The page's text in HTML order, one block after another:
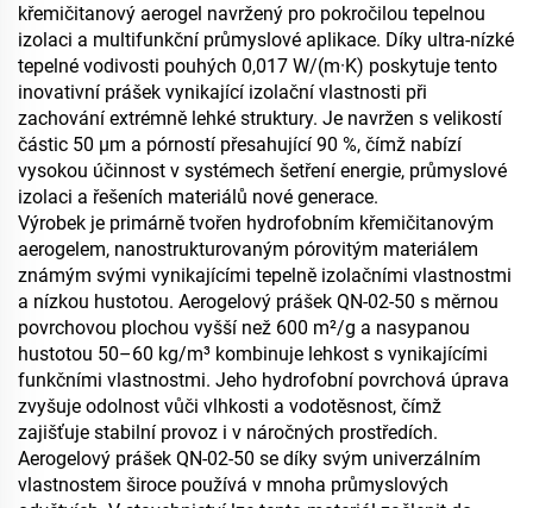
křemičitanový aerogel navržený pro pokročilou tepelnou
izolaci a multifunkční průmyslové aplikace. Díky ultra-nízké
tepelné vodivosti pouhých 0,017 W/(m·K) poskytuje tento
inovativní prášek vynikající izolační vlastnosti při
zachování extrémně lehké struktury. Je navržen s velikostí
částic 50 μm a pórností přesahující 90 %, čímž nabízí
vysokou účinnost v systémech šetření energie, průmyslové
izolaci a řešeních materiálů nové generace.
Výrobek je primárně tvořen hydrofobním křemičitanovým
aerogelem, nanostrukturovaným pórovitým materiálem
známým svými vynikajícími tepelně izolačními vlastnostmi
a nízkou hustotou. Aerogelový prášek QN-02-50 s měrnou
povrchovou plochou vyšší než 600 m²/g a nasypanou
hustotou 50–60 kg/m³ kombinuje lehkost s vynikajícími
funkčními vlastnostmi. Jeho hydrofobní povrchová úprava
zvyšuje odolnost vůči vlhkosti a vodotěsnost, čímž
zajišťuje stabilní provoz i v náročných prostředích.
Aerogelový prášek QN-02-50 se díky svým univerzálním
vlastnostem široce používá v mnoha průmyslových